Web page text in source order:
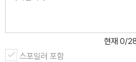
현재 0/
스포일러 포함